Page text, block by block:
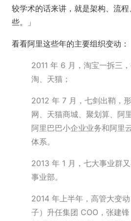
较学术的话来讲，就是架构、流
些。」
看看阿里这些年的主要组织变动：
2011 年 6 月，淘宝一拆三
淘、天猫；
2012 年 7 月，七剑出鞘，
网、天猫商城、聚划算、阿
阿里巴巴小企业业务和阿里
体系。
2013 年 1 月，七大事业群
事业部。
2014 年上半年，高管大变
子）升任集团 COO，张建